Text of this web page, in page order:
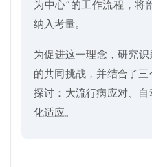
为中心”的工作流程，将
纳入考量。
为促进这一理念，研究
的共同挑战，并结合了
探讨：大流行病应对、
化适应。